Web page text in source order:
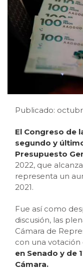
Publicado:
El Congreso de
segundo y
Presupuesto
2022, que
representa un
2021.
Fue así como
discusión, las
Cámara de
con una votación
en Senado y de
Cámara.